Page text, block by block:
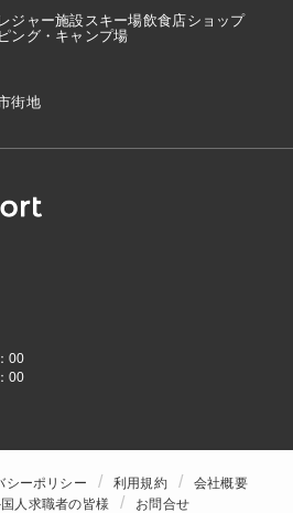
レジャー施設スキー場飲食店ショップ
ング・キャンプ場
街地
00
00
シーポリシー 利用規約
会社概要
人求職者の皆様 お問合せ